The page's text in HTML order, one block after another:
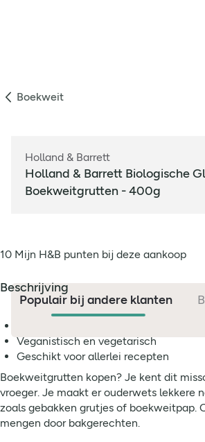
Boekweit
Holland & Barrett
Holland & Barrett Biologische
Boekweitgrutten - 400g
10 Mijn H&B punten bij deze aankoop
Beschrijving
Veganistisch en vegetarisch
Geschikt voor allerlei recepten
Boekweitgrutten kopen? Je kent dit
vroeger. Je maakt er ouderwets lekkere
zoals gebakken grutjes of boekweitpap.
mengen door bakgerechten.
Populair bij andere klanten